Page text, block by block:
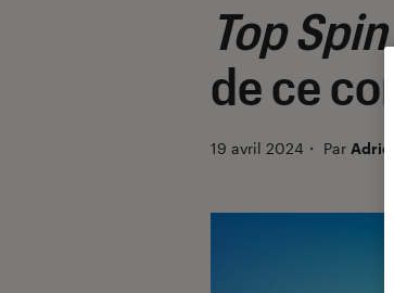
Top
de ce
19 avril 2024 ・ Par